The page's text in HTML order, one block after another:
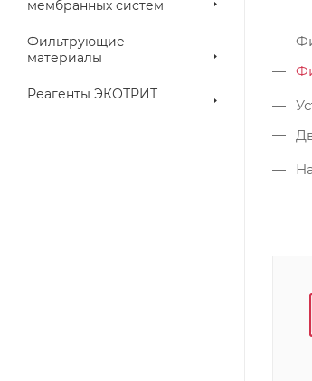
мембранных систем
Фильтрующие
материалы
Реагенты ЭКОТРИТ